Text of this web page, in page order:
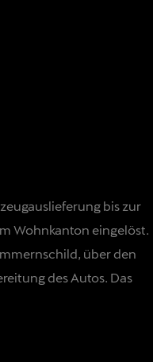
bis zur
Wohnkanton eingelöst.
über den
des Autos. Das